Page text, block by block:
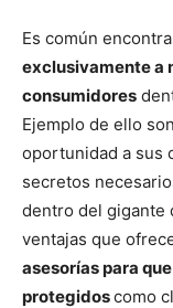
Es común
exclusivamente a
consumidores
Ejemplo de ello
oportunidad a sus
secretos
dentro del gigante
ventajas que
asesorías para
protegidoscomo